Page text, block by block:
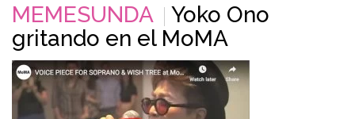
MEMESUNDA
Yoko Ono
gritando en el MoMA